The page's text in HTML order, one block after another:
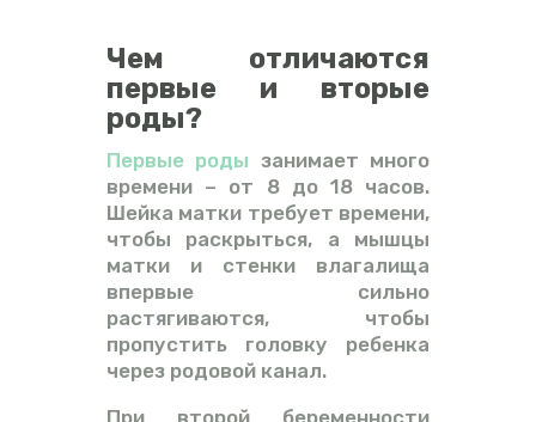
Чем отличаются
первые и вторые
роды?
Первые роды занимает много
времени – от 8 до 18 часов.
Шейка матки требует времени,
чтобы раскрыться, а мышцы
матки и стенки влагалища
впервые сильно
растягиваются, чтобы
пропустить головку ребенка
через родовой канал.
При второй беременности